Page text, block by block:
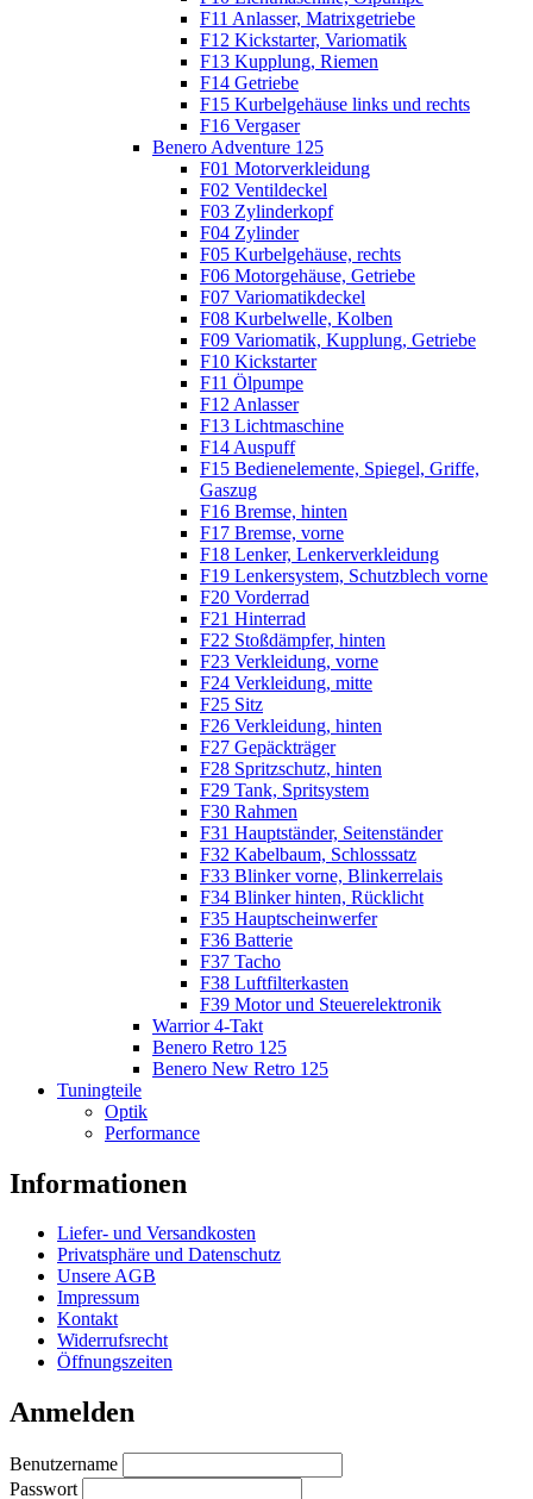
F11 Anlasser, Matrixgetriebe
F12 Kickstarter, Variomatik
F13 Kupplung, Riemen
F14 Getriebe
F15 Kurbelgehäuse links und rechts
F16 Vergaser
Benero Adventure 125
F01 Motorverkleidung
F02 Ventildeckel
F03 Zylinderkopf
F04 Zylinder
F05 Kurbelgehäuse, rechts
F06 Motorgehäuse, Getriebe
F07 Variomatikdeckel
F08 Kurbelwelle, Kolben
F09 Variomatik, Kupplung, Getriebe
F10 Kickstarter
F11 Ölpumpe
F12 Anlasser
F13 Lichtmaschine
F14 Auspuff
F15 Bedienelemente, Spiegel, Griffe,
Gaszug
F16 Bremse, hinten
F17 Bremse, vorne
F18 Lenker, Lenkerverkleidung
F19 Lenkersystem, Schutzblech vorne
F20 Vorderrad
F21 Hinterrad
F22 Stoßdämpfer, hinten
F23 Verkleidung, vorne
F24 Verkleidung, mitte
F25 Sitz
F26 Verkleidung, hinten
F27 Gepäckträger
F28 Spritzschutz, hinten
F29 Tank, Spritsystem
F30 Rahmen
F31 Hauptständer, Seitenständer
F32 Kabelbaum, Schlosssatz
F33 Blinker vorne, Blinkerrelais
F34 Blinker hinten, Rücklicht
F35 Hauptscheinwerfer
F36 Batterie
F37 Tacho
F38 Luftfilterkasten
F39 Motor und Steuerelektronik
Warrior 4-Takt
Benero Retro 125
Benero New Retro 125
Tuningteile
Optik
Performance
Informationen
Liefer- und Versandkosten
Privatsphäre und Datenschutz
Unsere AGB
Impressum
Kontakt
Widerrufsrecht
Öffnungszeiten
Anmelden
Benutzername
Passwort